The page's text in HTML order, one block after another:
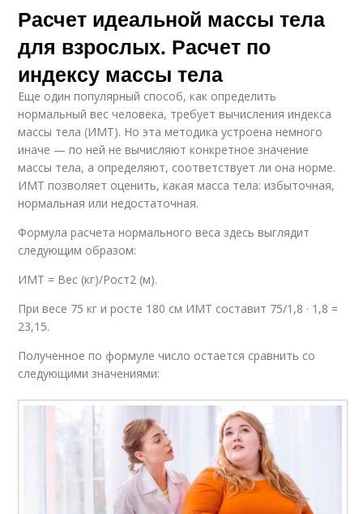
Расчет идеальной массы тела
для взрослых. Расчет по
индексу массы тела
Еще один популярный способ, как определить
нормальный вес человека, требует вычисления индекса
массы тела (ИМТ). Но эта методика устроена немного
иначе — по ней не вычисляют конкретное значение
массы тела, а определяют, соответствует ли она норме.
ИМТ позволяет оценить, какая масса тела: избыточная,
нормальная или недостаточная.
Формула расчета нормального веса здесь выглядит
следующим образом:
ИМТ = Вес (кг)/Рост2 (м).
При весе 75 кг и росте 180 см ИМТ составит 75/1,8 · 1,8 =
23,15.
Полученное по формуле число остается сравнить со
следующими значениями: